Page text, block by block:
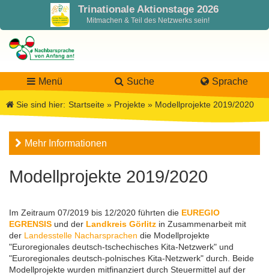
Trinationale Aktionstage 2026
Mitmachen & Teil des Netzwerks sein!
Menü Suche Sprache
Über LaNa
DPJW Zentralstelle
Team
Aktuelles
Newsletter
Termine, Veranstaltungen
Materialien
Materialbibliothek
Projekte
Sie sind hier: Startseite » Projekte » Modellprojekte 2019/2020
Mehr Informationen
Modellprojekte 2019/2020
Im Zeitraum 07/2019 bis 12/2020 führten die EUREGIO
EGRENSIS und der Landkreis Görlitz in Zusammenarbeit mit
der Landesstelle Nacharsprachen die Modellprojekte
"Euroregionales deutsch-tschechisches Kita-Netzwerk" und
"Euroregionales deutsch-polnisches Kita-Netzwerk" durch. Beide
Modellprojekte wurden mitfinanziert durch Steuermittel auf der